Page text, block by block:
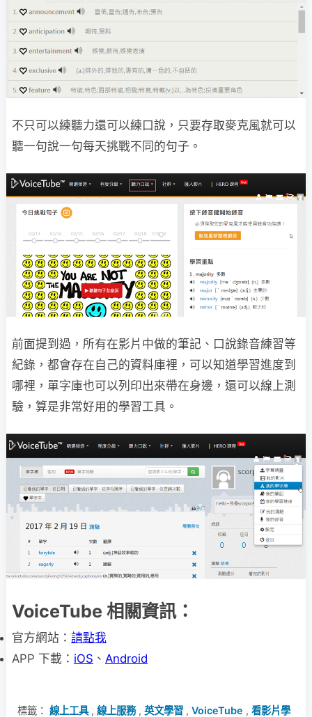
不只可以練聽力還可以練口說，只要存取麥克風就可以
聽一句說一句每天挑戰不同的句子。
前面提到過，所有在影片中做的筆記、口說錄音練習等
紀錄，都會存在自己的資料庫裡，可以知道學習進度到
哪裡，單字庫也可以列印出來帶在身邊，還可以線上測
驗，算是非常好用的學習工具。
VoiceTube 相關資訊：
官方網站： 請點我
APP 下載： iOS 、 Android
標籤： 線上工具, 線上服務, 英文學習 , VoiceTube , 看影片學